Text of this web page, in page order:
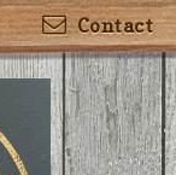
Contact